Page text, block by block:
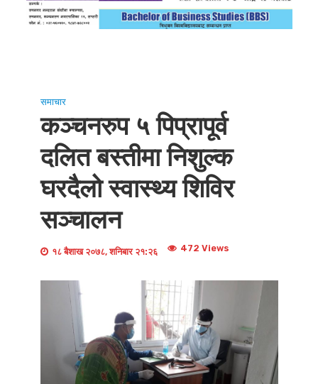
समाचार
कञ्चनरुप ५ पिप्रापूर्व
दलित बस्तीमा निशुल्क
घरदैलो स्वास्थ्य शिविर
सञ्चालन
१८ बैशाख २०७८, शनिबार २१:२६ 472 Views